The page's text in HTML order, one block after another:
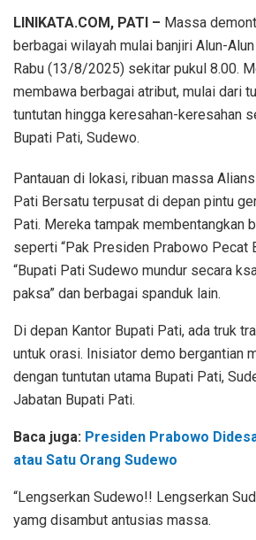
LINIKATA.COM, PATI – Massa
berbagai wilayah mulai banjiri Alun-
Rabu (13/8/2025) sekitar pukul 8.00.
membawa berbagai atribut, mulai dari
tuntutan hingga keresahan-keresahan
Bupati Pati, Sudewo.
Pantauan di lokasi, ribuan massa
Pati Bersatu terpusat di depan pintu
Pati. Mereka tampak membentangkan
seperti “Pak Presiden Prabowo Pecat
“Bupati Pati Sudewo mundur secara
paksa” dan berbagai spanduk lain.
Di depan Kantor Bupati Pati, ada truk
untuk orasi. Inisiator demo bergantian
dengan tuntutan utama Bupati Pati,
Jabatan Bupati Pati.
Baca juga: Presiden Prabowo
atau Satu Orang Sudewo
“Lengserkan Sudewo!! Lengserkan
yamg disambut antusias massa.